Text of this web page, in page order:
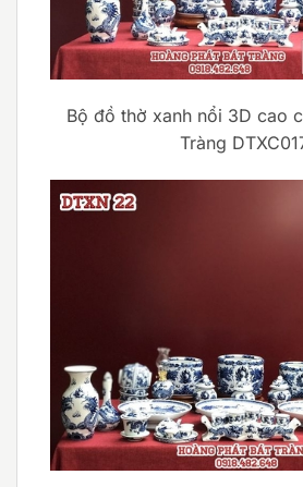
Bộ đồ thờ xanh nổi 3D cao
Tràng